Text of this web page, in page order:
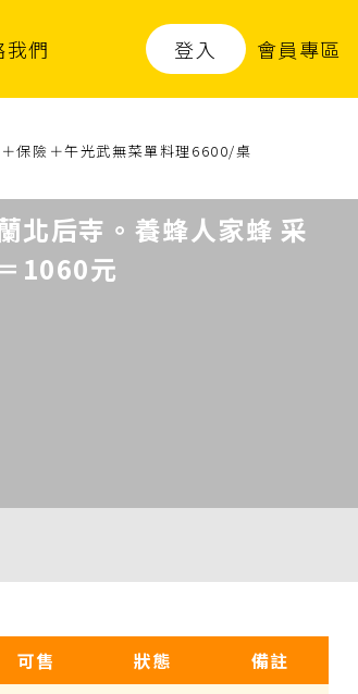
我們 登入 會員專區
保險＋午光武無菜單料理6600/桌
北后寺。養蜂人家蜂 采
1060元
可售 狀態 備註